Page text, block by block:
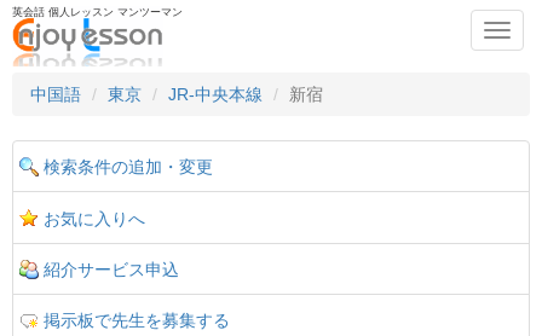
英会話 個人レッスン マンツーマン
中国語
東京 JR-中央本線 新宿
検索条件の追加・変更
お気に入りへ
紹介サービス申込
掲示板で先生を募集する